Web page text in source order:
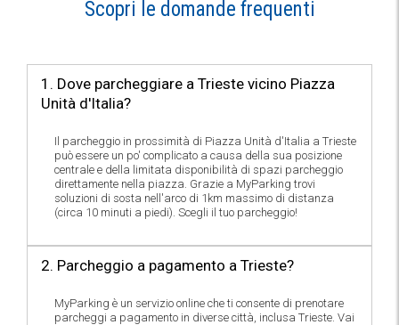
Scopri le domande frequenti
1. Dove parcheggiare a Trieste vicino Piazza
Unità d'Italia?
Il parcheggio in prossimità di Piazza Unità d'Italia a Trieste
può essere un po' complicato a causa della sua posizione
centrale e della limitata disponibilità di spazi parcheggio
direttamente nella piazza. Grazie a MyParking trovi
soluzioni di sosta nell'arco di 1km massimo di distanza
(circa 10 minuti a piedi). Scegli il tuo parcheggio!
2. Parcheggio a pagamento a Trieste?
MyParking è un servizio online che ti consente di prenotare
parcheggi a pagamento in diverse città, inclusa Trieste. Vai